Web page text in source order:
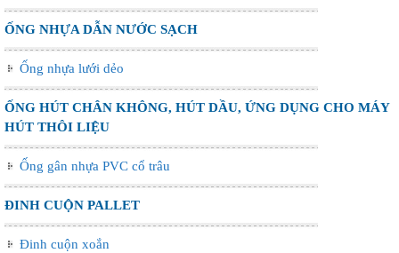
ỐNG NHỰA DẪN NƯỚC SẠCH
Ống nhựa lưới dẻo
ỐNG HÚT CHÂN KHÔNG, HÚT DẦU, ỨNG DỤNG CHO MÁY
HÚT THÔI LIỆU
Ống gân nhựa PVC cổ trâu
ĐINH CUỘN PALLET
Đinh cuộn xoắn